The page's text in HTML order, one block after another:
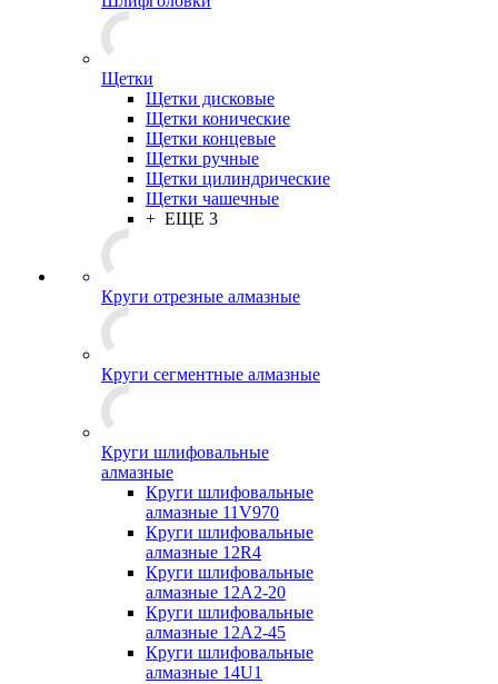
Щетки
Щетки дисковые
Щетки конические
Щетки концевые
Щетки ручные
Щетки цилиндрические
Щетки чашечные
+ ЕЩЕ 3
Круги отрезные алмазные
Круги сегментные алмазные
Круги шлифовальные
алмазные
Круги шлифовальные
алмазные 11V970
Круги шлифовальные
алмазные 12R4
Круги шлифовальные
алмазные 12А2-20
Круги шлифовальные
алмазные 12А2-45
Круги шлифовальные
алмазные 14U1